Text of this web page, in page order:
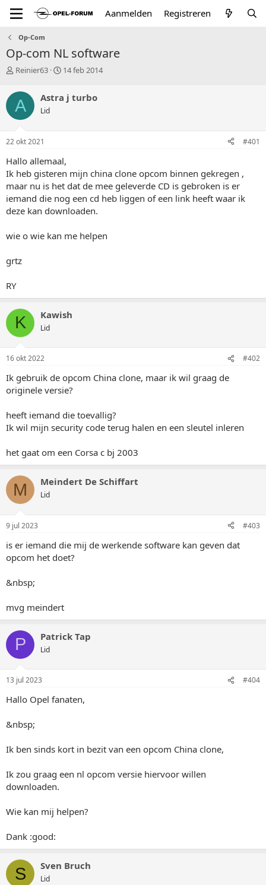
Aanmelden Registreren
Op-Com
Op-com NL software
T
p
c
s
a
t
e
r
Reinier63
S
r
a
m
14 feb 2014
A Astra j turbo
Lid
22 okt 2021 #401
Hallo allemaal,
Ik heb gisteren mijn china clone opcom binnen gekregen ,
maar nu is het dat de mee geleverde CD is gebroken is er
iemand die nog een cd heb liggen of een link heeft waar ik
deze kan downloaden.
wie o wie kan me helpen
grtz
RY
K Kawish
Lid
16 okt 2022 #402
Ik gebruik de opcom China clone, maar ik wil graag de
originele versie?
heeft iemand die toevallig?
Ik wil mijn security code terug halen en een sleutel inleren
het gaat om een Corsa c bj 2003
M Meindert De Schiffart
Lid
9 jul 2023 #403
is er iemand die mij de werkende software kan geven dat
opcom het doet?
&nbsp;
mvg meindert
P Patrick Tap
Lid
13 jul 2023 #404
Hallo Opel fanaten,
&nbsp;
Ik ben sinds kort in bezit van een opcom China clone,
Ik zou graag een nl opcom versie hiervoor willen
downloaden.
Wie kan mij helpen?
Dank :good:
S Sven Bruch
Lid